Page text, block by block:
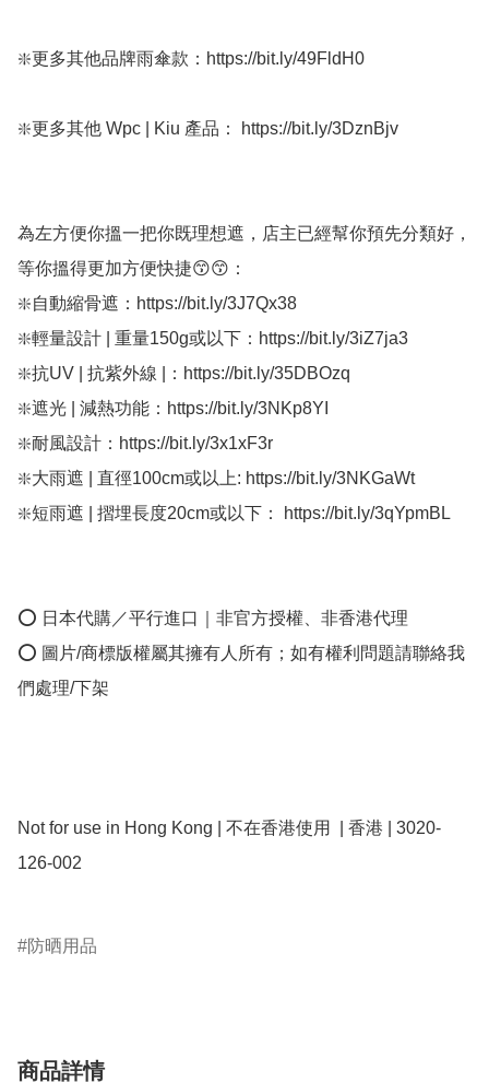
❇️更多其他品牌雨傘款：https://bit.ly/49FldH0
❇️更多其他 Wpc | Kiu 產品： https://bit.ly/3DznBjv
為左方便你搵一把你既理想遮，店主已經幫你預先分類好，
等你搵得更加方便快捷😙😙：
❇️自動縮骨遮：https://bit.ly/3J7Qx38
❇️輕量設計 | 重量150g或以下：https://bit.ly/3iZ7ja3
❇️抗UV | 抗紫外線 |：https://bit.ly/35DBOzq
❇️遮光 | 減熱功能：https://bit.ly/3NKp8YI
❇️耐風設計：https://bit.ly/3x1xF3r
❇️大雨遮 | 直徑100cm或以上: https://bit.ly/3NKGaWt
❇️短雨遮 | 摺埋長度20cm或以下： https://bit.ly/3qYpmBL
⭕ 日本代購／平行進口｜非官方授權、非香港代理
⭕ 圖片/商標版權屬其擁有人所有；如有權利問題請聯絡我
們處理/下架
Not for use in Hong Kong | 不在香港使用  | 香港 | 3020-
126-002
防晒用品
商品詳情